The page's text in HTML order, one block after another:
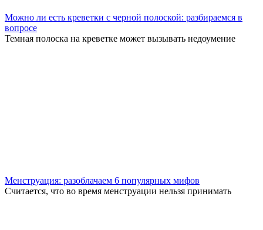
Можно ли есть креветки с черной полоской: разбираемся в
вопросе
Темная полоска на креветке может вызывать недоумение
Менструация: разоблачаем 6 популярных мифов
Считается, что во время менструации нельзя принимать